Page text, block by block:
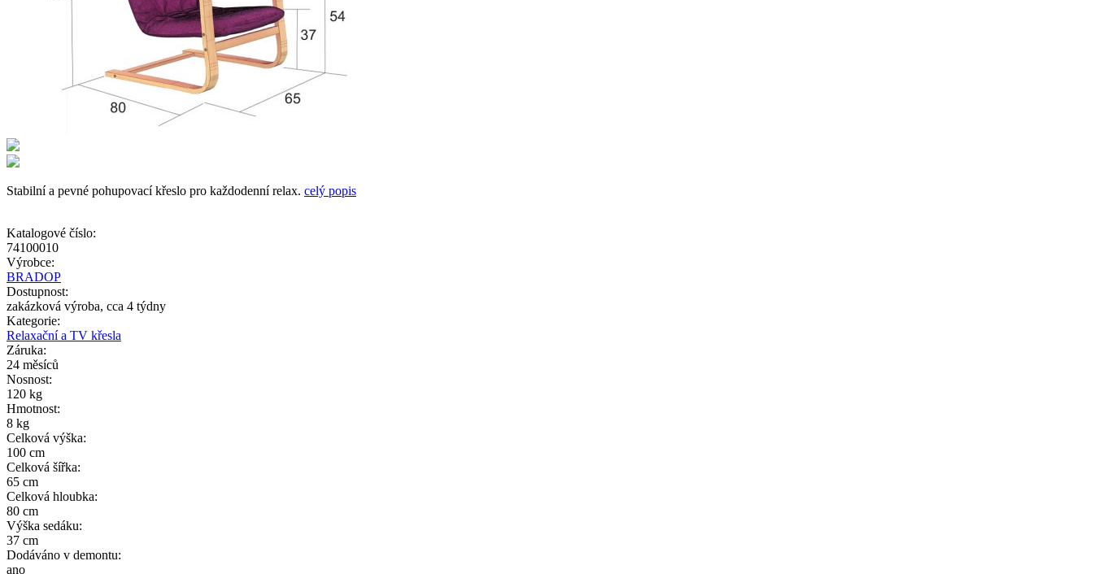
Stabilní a pevné pohupovací křeslo pro každodenní relax. celý popis
Katalogové číslo:
74100010
Výrobce:
BRADOP
Dostupnost:
zakázková výroba, cca 4 týdny
Kategorie:
Relaxační a TV křesla
Záruka:
24 měsíců
Nosnost:
120 kg
Hmotnost:
8 kg
Celková výška:
100 cm
Celková šířka:
65 cm
Celková hloubka:
80 cm
Výška sedáku:
37 cm
Dodáváno v demontu:
ano